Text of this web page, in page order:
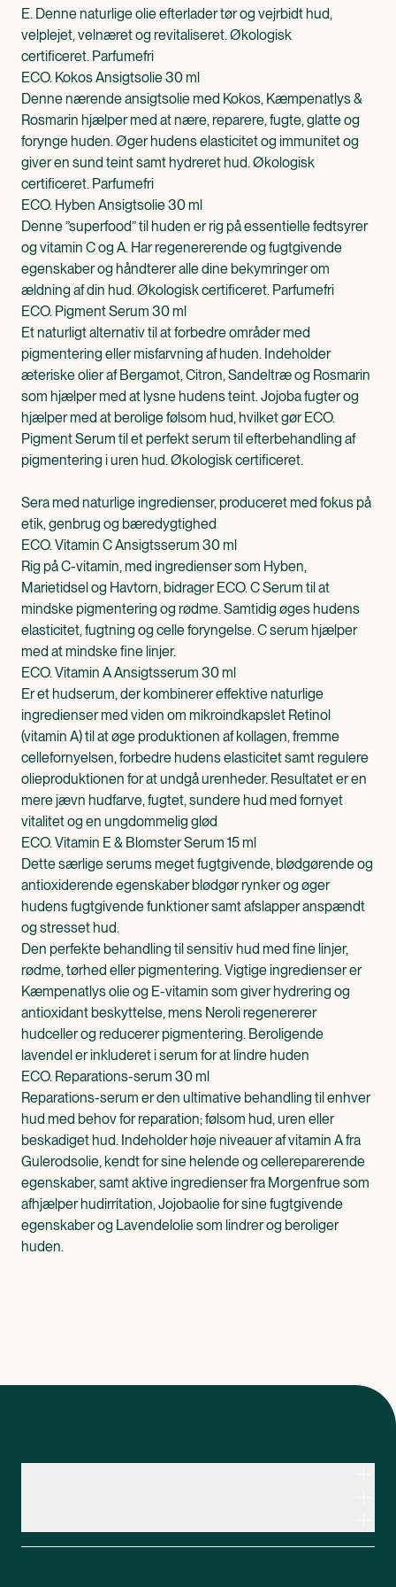
E. Denne naturlige olie efterlader tør og vejrbidt hud,
velplejet, velnæret og revitaliseret. Økologisk
certificeret. Parfumefri
ECO. Kokos Ansigtsolie 30 ml
Denne nærende ansigtsolie med Kokos, Kæmpenatlys &
Rosmarin hjælper med at nære, reparere, fugte, glatte og
forynge huden. Øger hudens elasticitet og immunitet og
giver en sund teint samt hydreret hud. Økologisk
certificeret. Parfumefri
ECO. Hyben Ansigtsolie 30 ml
Denne ”superfood” til huden er rig på essentielle fedtsyrer
og vitamin C og A. Har regenererende og fugtgivende
egenskaber og håndterer alle dine bekymringer om
ældning af din hud. Økologisk certificeret. Parfumefri
ECO. Pigment Serum 30 ml
Et naturligt alternativ til at forbedre områder med
pigmentering eller misfarvning af huden. Indeholder
æteriske olier af Bergamot, Citron, Sandeltræ og Rosmarin
som hjælper med at lysne hudens teint. Jojoba fugter og
hjælper med at berolige følsom hud, hvilket gør ECO.
Pigment Serum til et perfekt serum til efterbehandling af
pigmentering i uren hud. Økologisk certificeret.
Sera med naturlige ingredienser, produceret med fokus på
etik, genbrug og bæredygtighed
ECO. Vitamin C Ansigtsserum 30 ml
Rig på C-vitamin, med ingredienser som Hyben,
Marietidsel og Havtorn, bidrager ECO. C Serum til at
mindske pigmentering og rødme. Samtidig øges hudens
elasticitet, fugtning og celle foryngelse. C serum hjælper
med at mindske fine linjer.
ECO. Vitamin A Ansigtsserum 30 ml
Er et hudserum, der kombinerer effektive naturlige
ingredienser med viden om mikroindkapslet Retinol
(vitamin A) til at øge produktionen af kollagen, fremme
cellefornyelsen, forbedre hudens elasticitet samt regulere
olieproduktionen for at undgå urenheder. Resultatet er en
mere jævn hudfarve, fugtet, sundere hud med fornyet
vitalitet og en ungdommelig glød
ECO. Vitamin E & Blomster Serum 15 ml
Dette særlige serums meget fugtgivende, blødgørende og
antioxiderende egenskaber blødgør rynker og øger
hudens fugtgivende funktioner samt afslapper anspændt
og stresset hud.
Den perfekte behandling til sensitiv hud med fine linjer,
rødme, tørhed eller pigmentering. Vigtige ingredienser er
Kæmpenatlys olie og E-vitamin som giver hydrering og
antioxidant beskyttelse, mens Neroli regenererer
hudceller og reducerer pigmentering. Beroligende
lavendel er inkluderet i serum for at lindre huden
ECO. Reparations-serum 30 ml
Reparations-serum er den ultimative behandling til enhver
hud med behov for reparation; følsom hud, uren eller
beskadiget hud. Indeholder høje niveauer af vitamin A fra
Gulerodsolie, kendt for sine helende og cellereparerende
egenskaber, samt aktive ingredienser fra Morgenfrue som
afhjælper hudirritation, Jojobaolie for sine fugtgivende
egenskaber og Lavendelolie som lindrer og beroliger
huden.
CVR: 37983446
Apopro guider